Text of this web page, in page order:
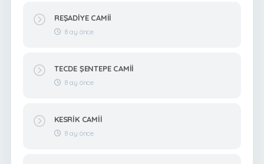
REŞADİYE CAMİİ
8 ay önce
TECDE ŞENTEPE CAMİİ
8 ay önce
KESRİK CAMİİ
8 ay önce